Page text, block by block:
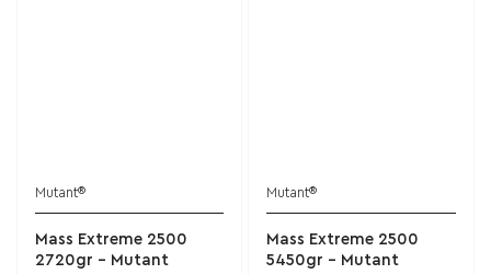
Mutant®
Mass Extreme 2500
2720gr - Mutant
Mutant®
Mass Extreme 2500
5450gr - Mutant